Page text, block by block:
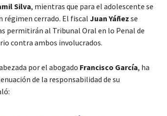
Silva, mientras que para el adolescente se
régimen cerrado. El fiscalJuan Yáñez se
permitirán al Tribunal Oral en lo Penal de
contra ambos involucrados.
por el abogado Francisco García, ha
de la responsabilidad de su